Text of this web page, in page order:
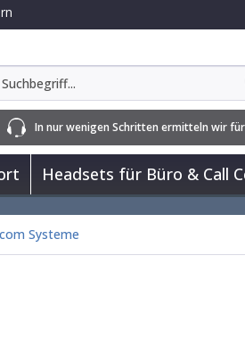
In nur wenigen Schritten ermitteln wir
Headsets für Büro & Call
Systeme